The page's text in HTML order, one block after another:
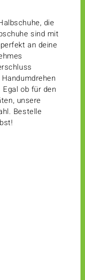
die
sind mit
an deine
ob für den
unsere
Bestelle